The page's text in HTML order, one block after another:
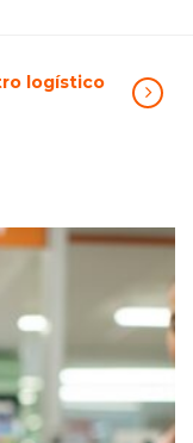
logístico